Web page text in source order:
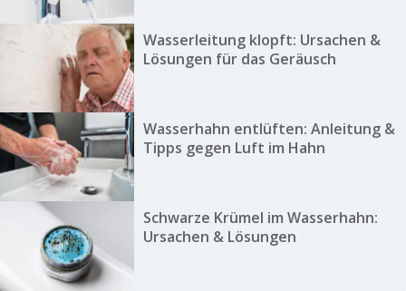
Wasserleitung klopft: Ursachen &
Lösungen für das Geräusch
Wasserhahn entlüften: Anleitung &
Tipps gegen Luft im Hahn
Schwarze Krümel im Wasserhahn:
Ursachen & Lösungen